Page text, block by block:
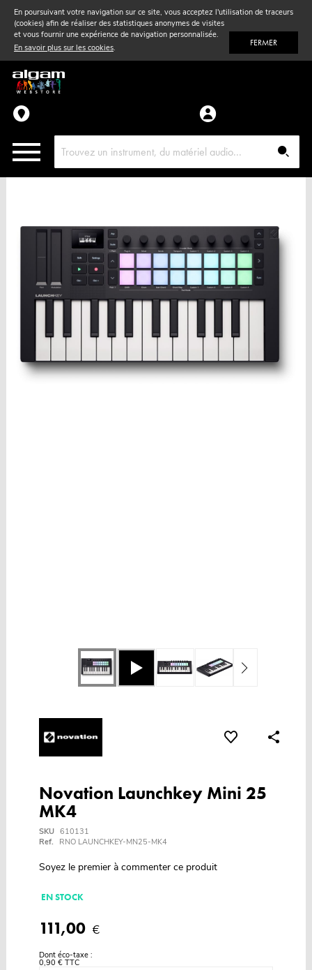
En poursuivant votre navigation sur ce site, vous acceptez l'utilisation de traceurs
(cookies) afin de réaliser des statistiques anonymes de visites
et vous fournir une expérience de navigation personnalisée.
En savoir plus sur les cookies. FERMER
Vent& Violon
Accessoires
Pièces détachées
Novation Launchkey Mini 25
MK4
SKU 610131
Ref.
RNO LAUNCHKEY-MN25-MK4
Soyez le premier à commenter ce produit
EN STOCK
111,00 €
Dont éco-taxe :
0,90 € TTC